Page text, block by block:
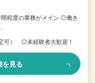
程度の業務がメイン ◎働き
可） ◎未経験者大歓迎！
を見る